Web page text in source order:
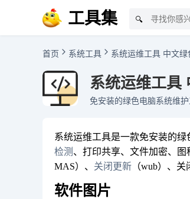
工具集 🔍
首页 系统工具 系统运维工具 中文绿
系统运维工具
免安装的绿色电脑系统维
系统运维工具是一款免安装的绿
检测 、打印共享、文件加密、
MAS）、 关闭更新 （wub）、关
软件图片